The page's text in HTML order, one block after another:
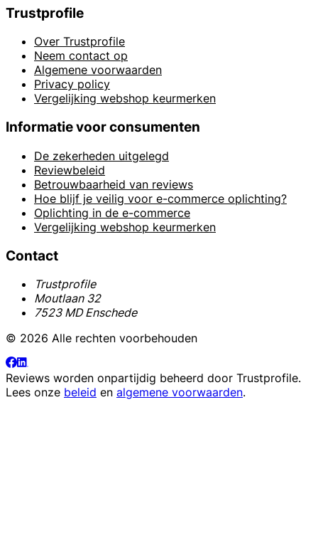
Trustprofile
Over Trustprofile
Neem contact op
Algemene voorwaarden
Privacy policy
Vergelijking webshop keurmerken
Informatie voor consumenten
De zekerheden uitgelegd
Reviewbeleid
Betrouwbaarheid van reviews
Hoe blijf je veilig voor e-commerce oplichting?
Oplichting in de e-commerce
Vergelijking webshop keurmerken
Contact
Trustprofile
Moutlaan 32
7523 MD Enschede
© 2026 Alle rechten voorbehouden
Reviews worden onpartijdig beheerd door Trustprofile.
Lees onze beleid en algemene voorwaarden.